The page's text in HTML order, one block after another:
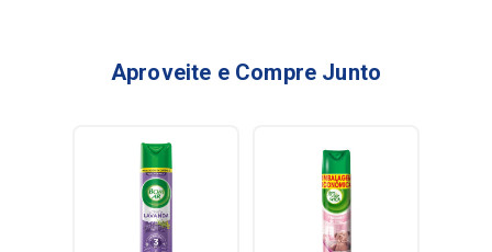
Aproveite e Compre Junto